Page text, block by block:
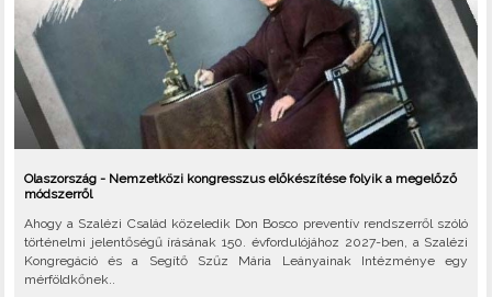
Olaszország - Nemzetközi kongresszus előkészítése folyik a megelőző
módszerről
Ahogy a Szalézi Család közeledik Don Bosco preventív rendszerről szóló
történelmi jelentőségű írásának 150. évfordulójához 2027-ben, a Szalézi
Kongregáció és a Segítő Szűz Mária Leányainak Intézménye egy
mérföldkőnek..